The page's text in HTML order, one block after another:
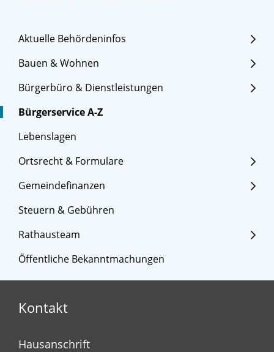
Aktuelle Behördeninfos
Bauen & Wohnen
Bürgerbüro & Dienstleistungen
Bürgerservice A-Z
Lebenslagen
Ortsrecht & Formulare
Gemeindefinanzen
Steuern & Gebühren
Rathausteam
Öffentliche Bekanntmachungen
Kontakt
Hausanschrift